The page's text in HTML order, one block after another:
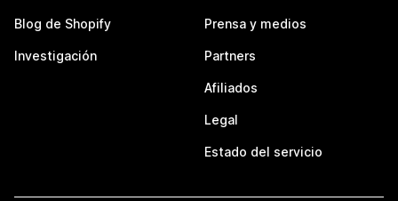
Blog de Shopify
Investigación
Prensa y medios
Partners
Afiliados
Legal
Estado del servicio